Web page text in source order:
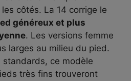
les côtés. La 14 corrige le
généreux et plus
. Les versions femme
larges au milieu du pied.
standards, ce modèle
très fins trouveront